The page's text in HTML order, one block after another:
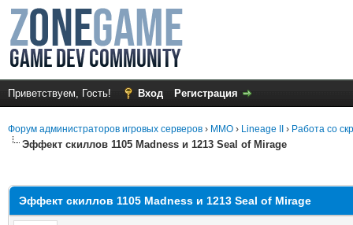
Приветствуем, Гость! Вход Регистрация
Форум администраторов игровых серверов › MMO › Lineage II › Работа со
Эффект скиллов 1105 Madness и 1213 Seal of Mirage
Эффект скиллов 1105 Madness и 1213 Seal of Mirage